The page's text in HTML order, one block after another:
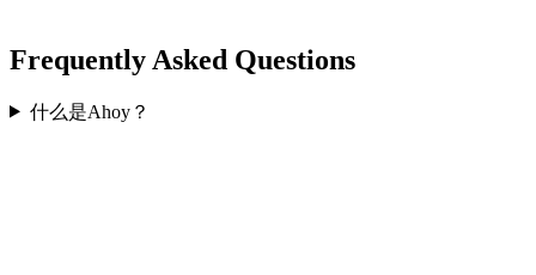
Frequently Asked Questions
什么是Ahoy？